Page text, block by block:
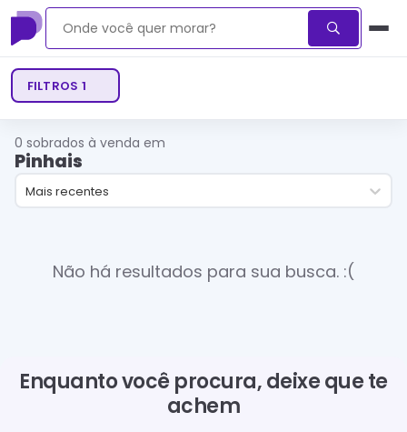
FILTROS 1
0 sobrados à venda em
Pinhais
Mais recentes
Não há resultados para sua busca. :(
Enquanto você procura, deixe que te
achem